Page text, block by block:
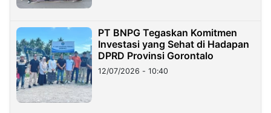
PT BNPG Tegaskan Komitmen
Investasi yang Sehat di Hadapan
DPRD Provinsi Gorontalo
12/07/2026 - 10:40